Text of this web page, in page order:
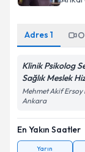
Adres 1
Klinik Psikolog
Sağlık Meslek
Mehmet Akif Ersoy
En Yakın Saatler